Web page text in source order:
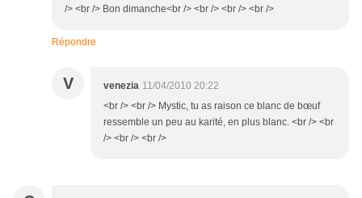
/> <br /> Bon dimanche<br /> <br /> <br /> <br />
Répondre
V venezia 11/04/2010 20:22
<br /> <br /> Mystic, tu as raison ce blanc de bœuf
ressemble un peu au karité, en plus blanc. <br /> <br
/> <br /> <br />